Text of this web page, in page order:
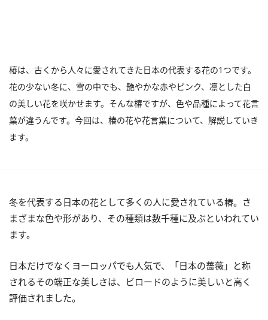
椿は、古くから人々に愛されてきた日本の代表する花の1つです。
花の少ない冬に、雪の中でも、艶やかな赤やピンク、凛とした白
の美しい花を咲かせます。そんな椿ですが、色や品種によって花言
葉が違うんです。今回は、椿の花や花言葉について、解説していき
ます。
冬を代表する日本の花として多くの人に愛されている椿。さ
まざまな色や形があり、その種類は数千種に及ぶといわれてい
ます。
日本だけでなくヨーロッパでも人気で、「日本の薔薇」と称
されるその端正な美しさは、ビロードのように美しいと高く
評価されました。